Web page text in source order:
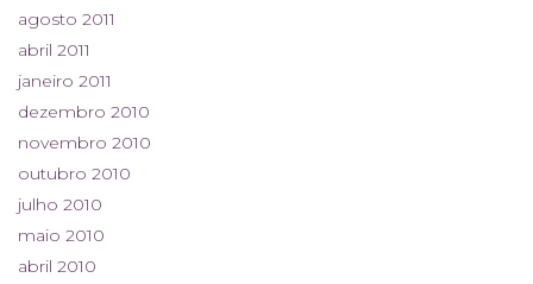
agosto 2011
abril 2011
janeiro 2011
dezembro 2010
novembro 2010
outubro 2010
julho 2010
maio 2010
abril 2010